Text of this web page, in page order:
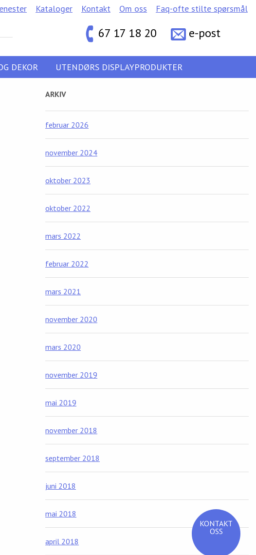
KONTAKT
OSS
67 17 18 20 e-post
Kataloger Kontakt Om oss Faq-ofte stilte spørsmål
DEKOR UTENDØRS DISPLAYPRODUKTER
ARKIV
februar 2026
november 2024
oktober 2023
oktober 2022
mars 2022
februar 2022
mars 2021
november 2020
mars 2020
november 2019
mai 2019
november 2018
september 2018
juni 2018
mai 2018
april 2018